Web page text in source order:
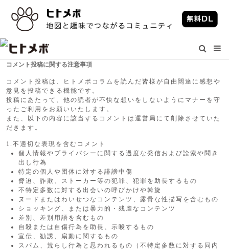
コメント投稿に関する注意事項
コメント投稿は、ヒトメボコラムを読んだ皆様が自由闊達に感想や
意見を投稿できる機能です。
投稿にあたって、他の読者が不快な想いをしないようにマナーを守
ったご利用をお願いいたします。
また、以下の内容に該当するコメントは運営局にて削除させていた
だきます。
1.不適切な表現を含むコメント
個人情報やプライバシーに関する過度な発信および詮索や聞き
出し行為
特定の個人や団体に対する誹謗中傷
脅迫、詐欺、ストーカー等の犯罪、犯罪を助長するもの
不特定多数に対する出会いの呼びかけや斡旋
ヌードまたはわいせつなコンテンツ、露骨な性描写を含むもの
ショッキング、または暴力的・残虐なコンテンツ
差別、差別用語を含むもの
自殺または自傷行為を助長、示唆するもの
宣伝、勧誘、扇動に関するもの
スパム、荒らし行為と思われるもの（不特定多数に対する同内